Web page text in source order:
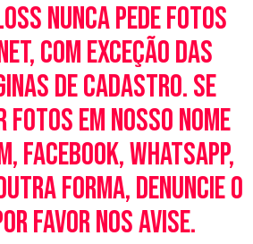
nunca pede fotos
com exceção das
de cadastro. Se
fotos em nosso nome
Facebook, WhatsApp,
forma, denuncie o
favor nos avise.